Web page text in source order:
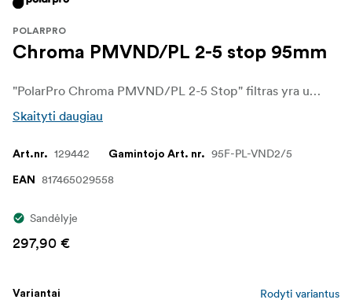
POLARPRO
Chroma PMVND/PL 2-5 stop 95mm
"PolarPro Chroma PMVND/PL 2-5 Stop" filtras yra universalus, universalus įrankis fotografams ir filmų kūrėjams, kuriems reikia ir tikslios ekspozicijos kontrolės, ir poliarizacijos. Šis filtras, kuriame kintamas ND filtras derinamas su poliarizatoriumi, padeda valdyti šviesą, sumažinti atspindžius ir padidinti spalvų sodrumą, o nuotraukos išlieka ryškios ir aiškios. Nesvarbu, ar fotografuojate ryškius kraštovaizdžius, ar dinamiškas lauko scenas, "Chroma PMVND/PL 2-5 Stop" filtras užtikrina, kad jūsų vaizdai atrodys stulbinamai net esant sudėtingoms apšvietimo sąlygoms.
Skaityti daugiau
Art.nr. 129442 Gamintojo Art. nr. 95F-PL-VND2/5
EAN 817465029558
Sandėlyje
297,90 €
Variantai Rodyti variantus